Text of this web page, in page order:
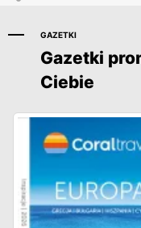
GAZETKI
Gazetki
Ciebie